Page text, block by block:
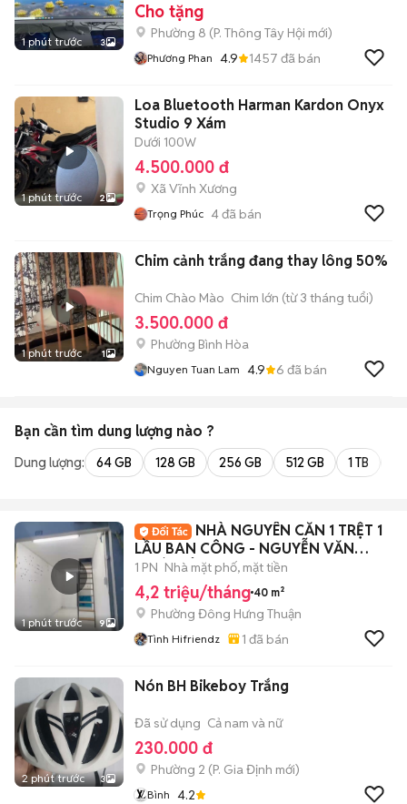
1 phút trước 3
Cho tặng
Phường 8 (P. Thông Tây Hội mới)
Phương Phan 4.9 1457 đã bán
1 phút trước 2
Loa Bluetooth Harman Kardon Onyx
Studio 9 Xám
Dưới 100W
4.500.000 đ
Xã Vĩnh Xương
Trọng Phúc 4đã bán
1 phút trước 1
Chim cảnh trắng đang thay lông 50%
Chim Chào Mào Chim lớn (từ 3 tháng tuổi)
3.500.000 đ
Phường Bình Hòa
Nguyen Tuan Lam 4.9 6 đã bán
Bạn cần tìm dung lượng nào ?
Dung lượng: 64 GB 128 GB 256 GB 512 GB 1 TB
1 phút trước 9
NHÀ NGUYÊN CĂN 1 TRỆT 1
LẦU BAN CÔNG - NGUYỄN VĂN
QUÁ, ĐÔNG HƯNG THUẬN
1 PN Nhà mặt phố, mặt tiền
4,2 triệu/tháng 40 m²
Phường Đông Hưng Thuận
Tình Hifriendz 1 đã bán
2 phút trước 3
Nón BH Bikeboy Trắng
Đã sử dụng Cả nam và nữ
230.000 đ
Phường 2 (P. Gia Định mới)
Bình 4.2